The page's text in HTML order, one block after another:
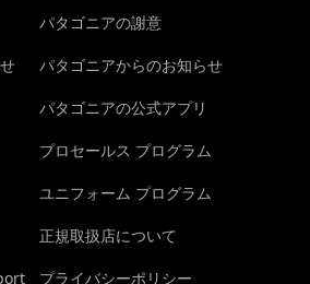
パタゴニアの謝意
パタゴニアからのお知らせ
パタゴニアの公式アプリ
プロセールス プログラム
ユニフォーム プログラム
正規取扱店について
プライバシーポリシー